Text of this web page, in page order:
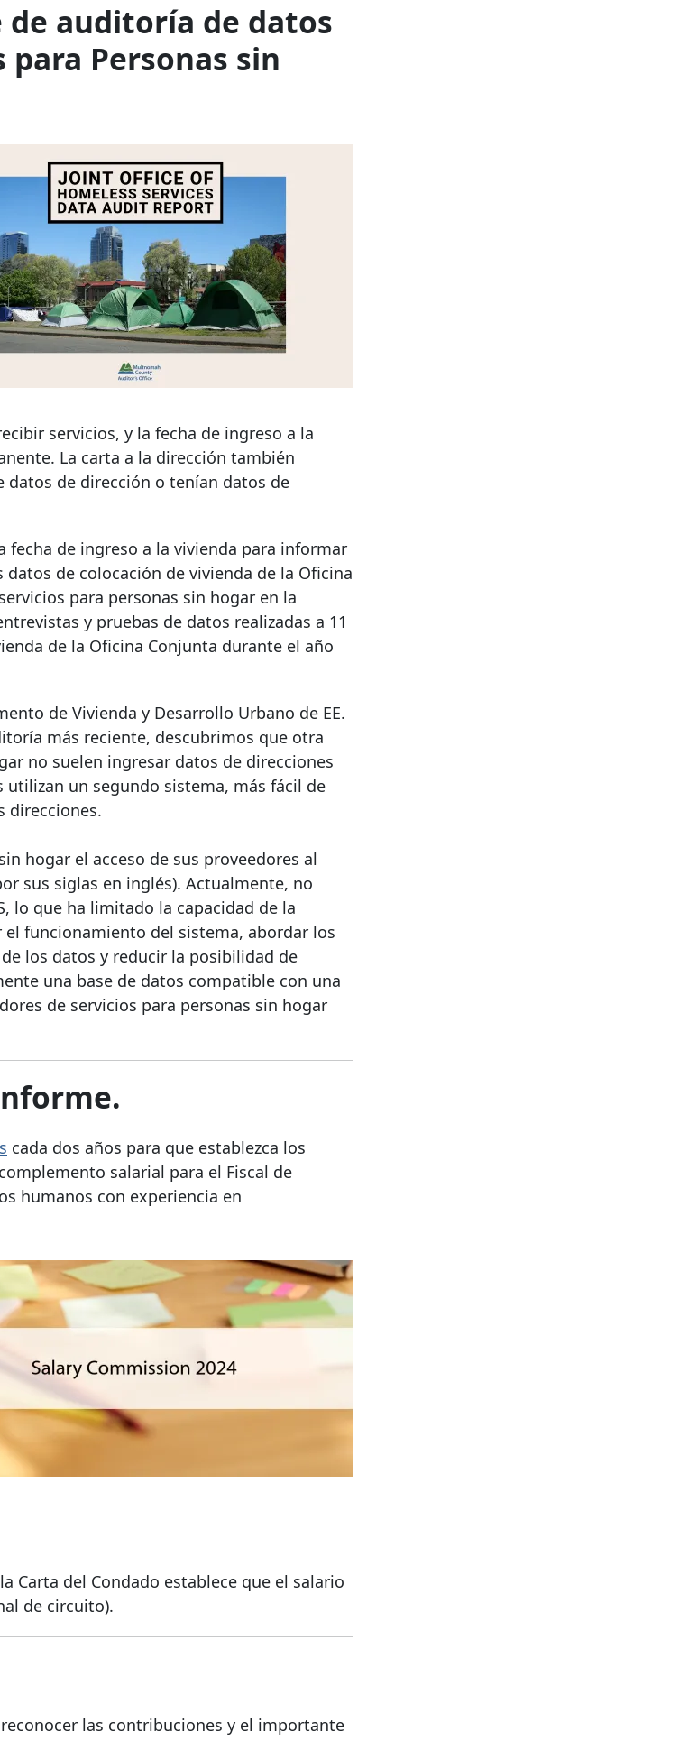
auditoría de datos
Personas sin
servicios, y la fecha de ingreso a la
La carta a la dirección también
datos de dirección o tenían datos de
de ingreso a la vivienda para informar
de colocación de vivienda de la Oficina
para personas sin hogar en la
y pruebas de datos realizadas a 11
de la Oficina Conjunta durante el año
de Vivienda y Desarrollo Urbano de EE.
más reciente, descubrimos que otra
no suelen ingresar datos de direcciones
un segundo sistema, más fácil de
direcciones.
hogar el acceso de sus proveedores al
sus siglas en inglés). Actualmente, no
lo que ha limitado la capacidad de la
el funcionamiento del sistema, abordar los
los datos y reducir la posibilidad de
una base de datos compatible con una
de servicios para personas sin hogar
cada dos años para que establezca los
salarial para el Fiscal de
humanos con experiencia en
Carta del Condado establece que el salario
de circuito).
las contribuciones y el importante